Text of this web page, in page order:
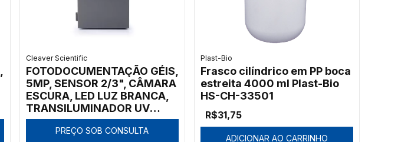
Cleaver Scientific
FOTODOCUMENTAÇÃO GÉIS,
5MP, SENSOR 2/3", CÂMARA
ESCURA, LED LUZ BRANCA,
TRANSILUMINADOR UV
302NM, TOUCH SCREEN,
SOFTWARES CAPTURA
PREÇO SOB CONSULTA
Plast-Bio
Frasco cilíndrico em PP boca
estreita 4000 ml Plast-Bio
HS-CH-33501
R$31,75
ADICIONAR AO CARRINHO